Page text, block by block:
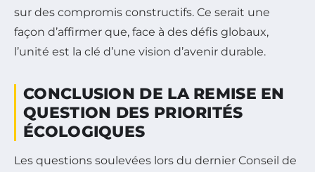
sur des compromis constructifs. Ce serait une
façon d’affirmer que, face à des défis globaux,
l’unité est la clé d’une vision d’avenir durable.
CONCLUSION DE LA REMISE EN
QUESTION DES PRIORITÉS
ÉCOLOGIQUES
Les questions soulevées lors du dernier Conseil de